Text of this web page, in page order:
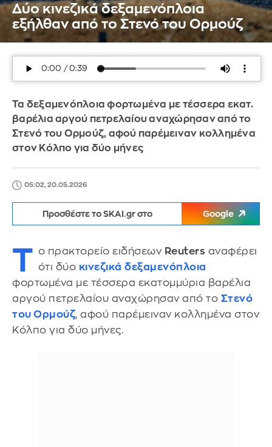
Δύο κινεζικά δεξαμενόπλοια
εξήλθαν από το Στενό του Ορμούζ
Τα δεξαμενόπλοια φορτωμένα με τέσσερα εκατ.
βαρέλια αργού πετρελαίου αναχώρησαν από το
Στενό του Ορμούζ, αφού παρέμειναν κολλημένα
στον Κόλπο για δύο μήνες
05:02, 20.05.2026
Προσθέστε το SKAI.gr στο Google
Τ ο πρακτορείο ειδήσεων Reuters αναφέρει
ότι δύο κινεζικά δεξαμενόπλοια
φορτωμένα με τέσσερα εκατομμύρια βαρέλια
αργού πετρελαίου αναχώρησαν από το Στενό
του Ορμούζ, αφού παρέμειναν κολλημένα στον
Κόλπο για δύο μήνες.